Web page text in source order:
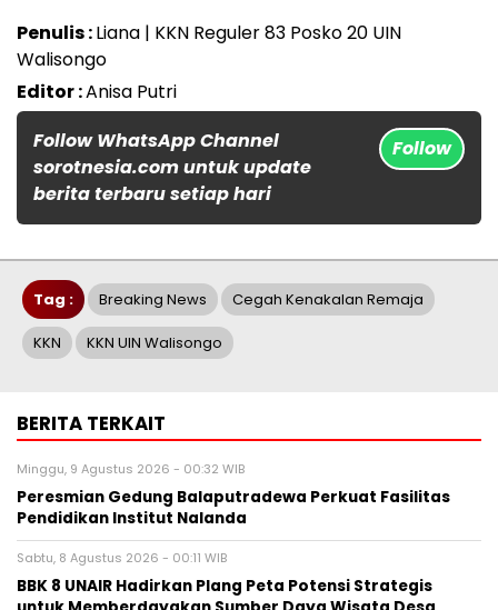
Penulis :Liana | KKN Reguler 83 Posko 20 UIN
Walisongo
Editor :Anisa Putri
Follow WhatsApp Channel
sorotnesia.com untuk update
berita terbaru setiap hari
Follow
Tag : Breaking News Cegah Kenakalan Remaja
KKN KKN UIN Walisongo
BERITA TERKAIT
Minggu, 9 Agustus 2026 - 00:32 WIB
Peresmian Gedung Balaputradewa Perkuat Fasilitas
Pendidikan Institut Nalanda
Sabtu, 8 Agustus 2026 - 00:11 WIB
BBK 8 UNAIR Hadirkan Plang Peta Potensi Strategis